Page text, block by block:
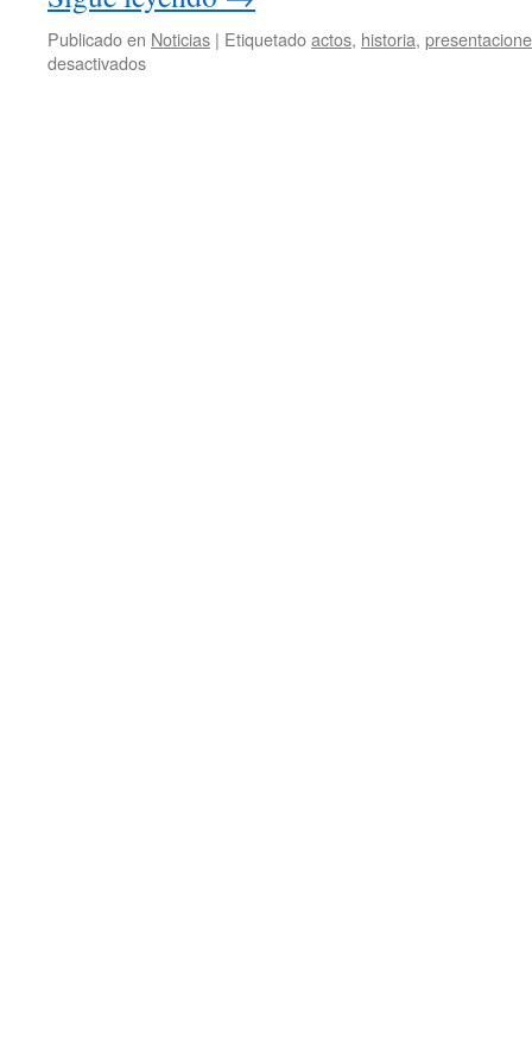
Publicado en Noticias | Etiquetadoactos, historia,
desactivadosen